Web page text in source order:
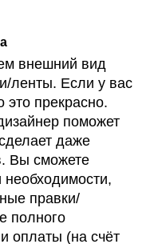
внешний вид
ленты. Если у вас
это прекрасно.
поможет
даже
Вы сможете
правки/
полного
оплаты (на счёт